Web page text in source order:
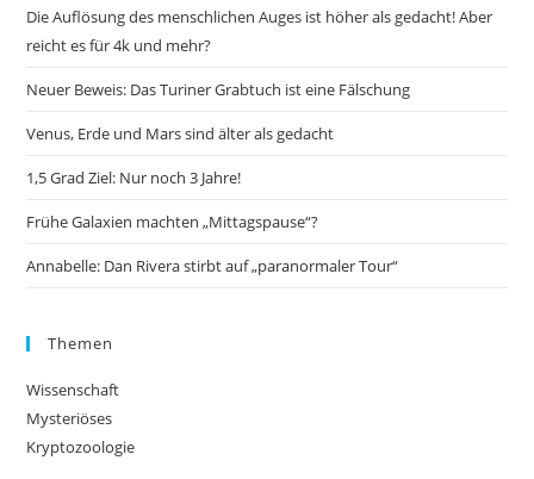
Die Auflösung des menschlichen Auges ist höher als gedacht! Aber
reicht es für 4k und mehr?
Neuer Beweis: Das Turiner Grabtuch ist eine Fälschung
Venus, Erde und Mars sind älter als gedacht
1,5 Grad Ziel: Nur noch 3 Jahre!
Frühe Galaxien machten „Mittagspause“?
Annabelle: Dan Rivera stirbt auf „paranormaler Tour“
Themen
Wissenschaft
Mysteriöses
Kryptozoologie